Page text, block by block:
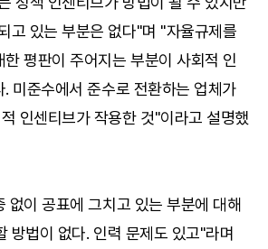
고 있는 부분은 없다"며 "자율규제를
평판이 주어지는 부분이 사회적 인
미준수에서 준수로 전환하는 업체가
인센티브가 작용한 것"이라고 설명했
없이 공표에 그치고 있는 부분에 대해
방법이 없다. 인력 문제도 있고"라며